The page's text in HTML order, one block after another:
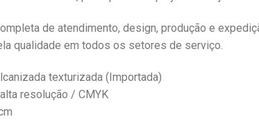
de atendimento, design, produção e
qualidade em todos os setores de serviço.
texturizada (Importada)
resolução / CMYK